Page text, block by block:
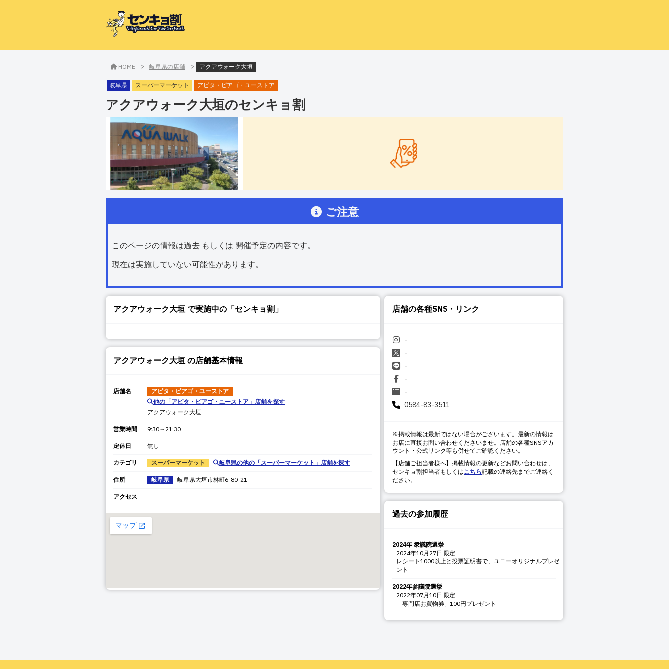
HOME > 岐阜県の店舗 > アクアウォーク大垣
岐阜県 スーパーマーケット アピタ・ピアゴ・ユーストア
アクアウォーク大垣のセンキョ割
ご注意
このページの情報は過去 もしくは 開催予定の内容です。
現在は実施していない可能性があります。
アクアウォーク大垣 で実施中の「センキョ割」
アクアウォーク大垣 の店舗基本情報
店舗名
アピタ・ピアゴ・ユーストア
他の「アピタ・ピアゴ・ユーストア 」店舗を探す
アクアウォーク大垣
営業時間 9:30～21:30
定休日 無し
カテゴリ スーパーマーケット 岐阜県の他の「スーパーマーケット 」店舗を探す
住所 岐阜県 岐阜県大垣市林町6-80-21
アクセス
店舗の各種SNS・リンク
-
-
-
-
-
0584-83-3511
※掲載情報は最新ではない場合がございます。最新の情報は
お店に直接お問い合わせくださいませ。店舗の各種SNSアカ
ウント・公式リンク等も併せてご確認ください。
【店舗ご担当者様へ】掲載情報の更新などお問い合わせは、
センキョ割担当者もしくはこちら記載の連絡先までご連絡く
ださい。
過去の参加履歴
2024年 衆議院選挙
2024年10月27日 限定
レシート1000以上と投票証明書で、ユニーオリジナルプレゼ
ント
2022年参議院選挙
2022年07月10日 限定
「専門店お買物券」100円プレゼント